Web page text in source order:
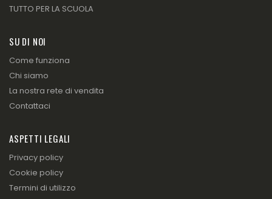
TUTTO PER LA SCUOLA
SU DI NOI
Come funziona
Chi siamo
La nostra rete di vendita
Contattaci
ASPETTI LEGALI
Privacy policy
Cookie policy
Termini di utilizzo